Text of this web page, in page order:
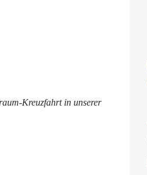
Kreuzfahrt in unserer